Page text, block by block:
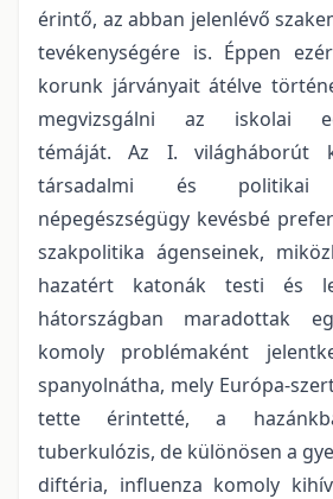
érintő, az abban jelenlévő
tevékenységére is. Éppen
korunk járványait átélve
megvizsgálni az iskolai
témáját. Az I. világháborút
társadalmi és
népegészségügy kevésbé
szakpolitika ágenseinek,
hazatért katonák testi és
hátországban maradottak
komoly problémaként
spanyolnátha, mely Európa-
tette érintetté, a
tuberkulózis, de különösen a
diftéria, influenza komoly